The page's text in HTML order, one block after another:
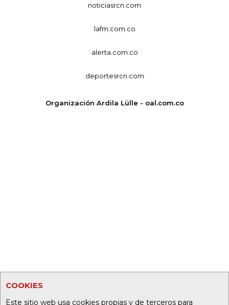
COOKIES
Este sitio web usa cookies propias y de terceros para
noticiasrcn.com
lafm.com.co
alerta.com.co
deportesrcn.com
Organización Ardila Lülle - oal.com.co